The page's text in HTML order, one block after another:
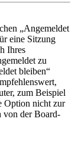
„Angemeldet
eine Sitzung
Ihres
zu
bleiben“
zum Beispiel
Option nicht zur
von der Board-